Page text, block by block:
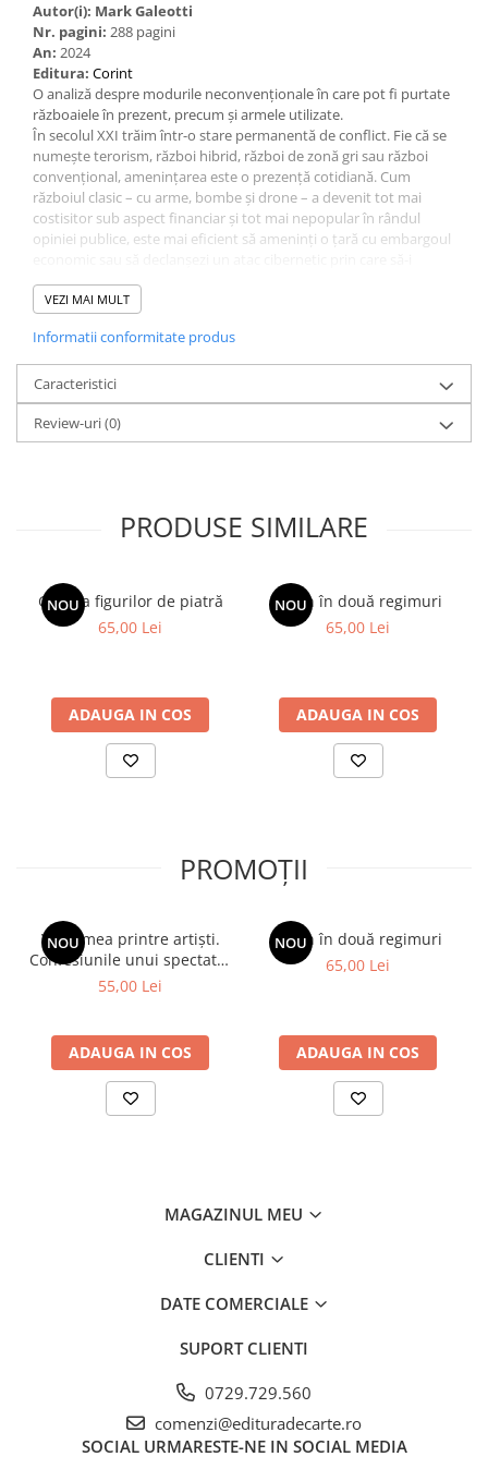
Autor(i): Mark Galeotti
Nr. pagini: 288 pagini
An: 2024
Editura: Corint
O analiză despre modurile neconvenționale în care pot fi purtate
războaiele în prezent, precum și armele utilizate.
În secolul XXI trăim într-o stare permanentă de conflict. Fie că se
numește terorism, război hibrid, război de zonă gri sau război
convențional, amenințarea este o prezență cotidiană. Cum
războiul clasic – cu arme, bombe și drone – a devenit tot mai
costisitor sub aspect financiar și tot mai nepopular în rândul
opiniei publice, este mai eficient să ameninți o țară cu embargoul
paralizezi instituțiile. Iată de ce tot ceea ce ne înconjoară poate
deveni o armă.
transnațională Mark Galeotti oferă un studiu cuprinzător și
inovator despre acest nou mod în care se poartă războiul.
Pretutindeni în lume dezinformarea, spionajul, acțiunile
subversive și crimele destabilizează țările și creează crize de
legitimitate. Ce avem de făcut în această situație? Galeotti ne
prezintă modalități de supraviețuire, de adaptare și chiar de a
devin parte a conflictului modern, fie că le place sau nu.” ROGER
VEZI MAI MULT
Informatii conformitate produs
Caracteristici
Review-uri(0)
PRODUSE SIMILARE
NOU
Galeria figurilor de piatră
65,00 Lei
ADAUGA IN COS
NOU
Spion în două regimuri
65,00 Lei
ADAUGA IN COS
PROMOȚII
NOU
Viața mea printre artiști.
Confesiunile unui spectator
fidel
55,00 Lei
ADAUGA IN COS
NOU
Spion în două regimuri
65,00 Lei
ADAUGA IN COS
MAGAZINUL MEU
CLIENTI
DATE COMERCIALE
SUPORT CLIENTI
0729.729.560
comenzi@edituradecarte.ro
SOCIAL URMARESTE-NE IN SOCIAL MEDIA